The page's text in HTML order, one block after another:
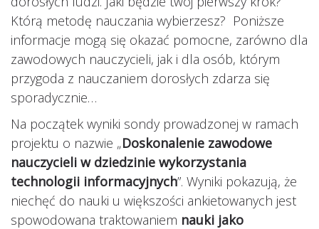
Którą metodę nauczania wybierzesz? Poniższe
informacje mogą się okazać pomocne, zarówno dla
zawodowych nauczycieli, jak i dla osób, którym
przygoda z nauczaniem dorosłych zdarza się
sporadycznie…
Na początek wyniki sondy prowadzonej w ramach
projektu o nazwie „Doskonalenie zawodowe
nauczycieli w dziedzinie wykorzystania
technologii informacyjnych”. Wyniki pokazują, że
niechęć do nauki u większości ankietowanych jest
spowodowana traktowaniem nauki jako